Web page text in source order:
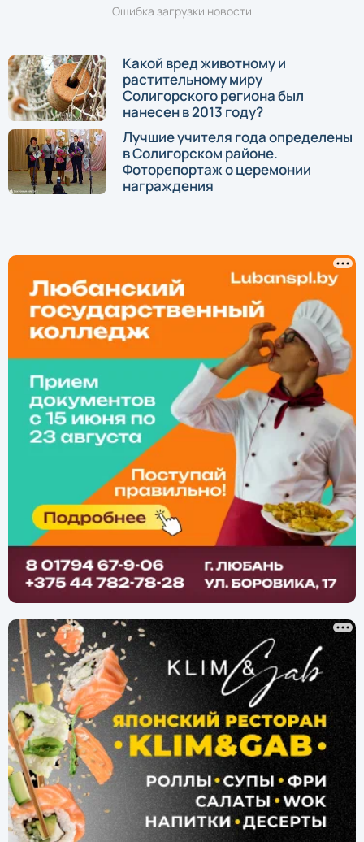
Ошибка загрузки новости
Какой вред животному и
растительному миру
Солигорского региона был
нанесен в 2013 году?
Лучшие учителя года определены
в Солигорском районе.
Фоторепортаж о церемонии
награждения